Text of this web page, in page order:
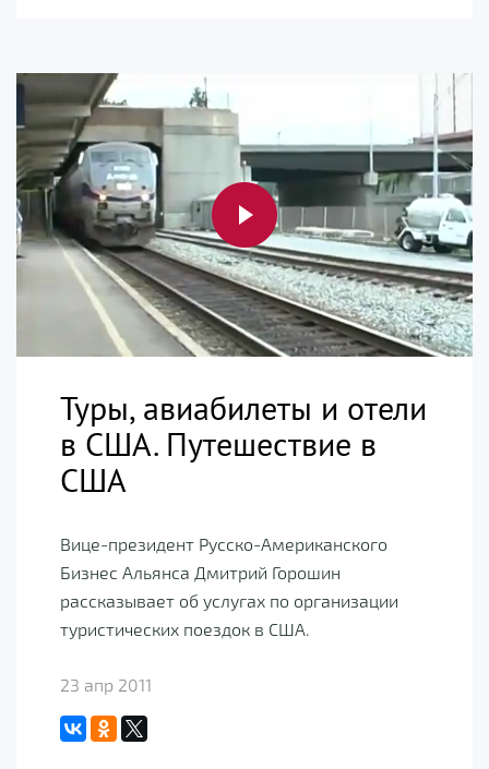
Туры, авиабилеты и отели
в США. Путешествие в
США
Вице-президент Русско-Американского
Бизнес Альянса Дмитрий Горошин
рассказывает об услугах по организации
туристических поездок в США.
23 апр 2011